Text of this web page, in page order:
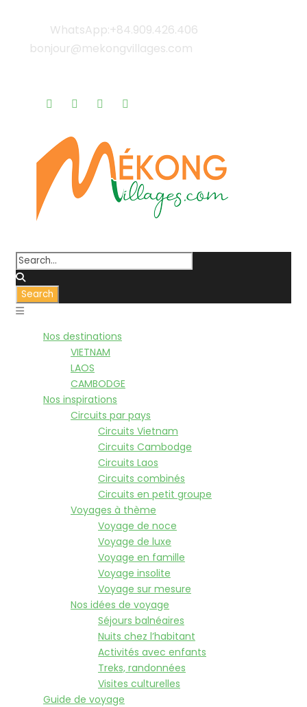
WhatsApp:+84.909.426.406
bonjour@mekongvillages.com
Nos destinations
VIETNAM
LAOS
CAMBODGE
Nos inspirations
Circuits par pays
Circuits Vietnam
Circuits Cambodge
Circuits Laos
Circuits combinés
Circuits en petit groupe
Voyages à thème
Voyage de noce
Voyage de luxe
Voyage en famille
Voyage insolite
Voyage sur mesure
Nos idées de voyage
Séjours balnéaires
Nuits chez l’habitant
Activités avec enfants
Treks, randonnées
Visites culturelles
Guide de voyage